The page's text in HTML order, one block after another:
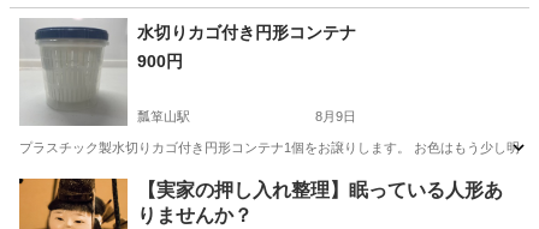
愛知 名古屋市 瓢箪山駅 家庭用品 アルコール
水切りカゴ付き円形コンテナ
900円
瓢箪山駅 8月9日
プラスチック製水切りカゴ付き円形コンテナ1個をお譲りします。 お色はもう少し明
愛知 名古屋市 瓢箪山駅 家庭用品 コンテナ
【実家の押し入れ整理】眠っている人形あ
りませんか？